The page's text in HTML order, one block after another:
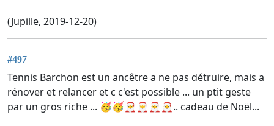
(Jupille, 2019-12-20)
#497
Tennis Barchon est un ancêtre a ne pas détruire, mais a
rénover et relancer et c c'est possible ... un ptit geste
par un gros riche ... 🥳🥳🎅🎅🎅🎅.. cadeau de Noël...